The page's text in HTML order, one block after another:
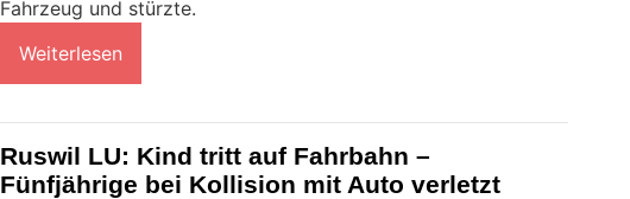
Fahrzeug und stürzte.
Weiterlesen
Ruswil LU: Kind tritt auf Fahrbahn –
Fünfjährige bei Kollision mit Auto verletzt